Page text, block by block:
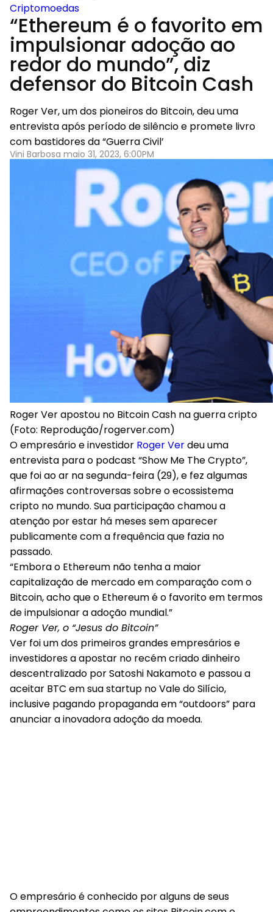
Criptomoedas
“Ethereum é o favorito em
impulsionar adoção ao
redor do mundo”, diz
defensor do Bitcoin Cash
Roger Ver, um dos pioneiros do Bitcoin, deu uma
entrevista após período de silêncio e promete livro
com bastidores da “Guerra Civil’
Vini Barbosa maio 31, 2023, 6:00PM
Roger Ver apostou no Bitcoin Cash na guerra cripto
(Foto: Reprodução/rogerver.com)
O empresário e investidor Roger Verdeu uma
entrevista para o podcast “Show Me The Crypto”,
que foi ao ar na segunda-feira (29), e fez algumas
afirmações controversas sobre o ecossistema
cripto no mundo. Sua participação chamou a
atenção por estar há meses sem aparecer
publicamente com a frequência que fazia no
passado.
“Embora o Ethereum não tenha a maior
capitalização de mercado em comparação com o
Bitcoin, acho que o Ethereum é o favorito em termos
de impulsionar a adoção mundial.”
Roger Ver, o “Jesus do Bitcoin”
Ver foi um dos primeiros grandes empresários e
investidores a apostar no recém criado dinheiro
descentralizado por Satoshi Nakamoto e passou a
aceitar BTC em sua startup no Vale do Silício,
inclusive pagando propaganda em “outdoors” para
anunciar a inovadora adoção da moeda.
O empresário é conhecido por alguns de seus